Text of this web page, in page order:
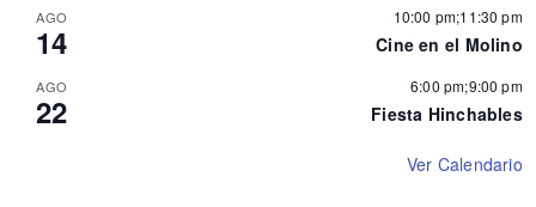
AGO
14
10:00 pm;11:30 pm
Cine en el Molino
AGO
22
6:00 pm;9:00 pm
Fiesta Hinchables
Ver Calendario